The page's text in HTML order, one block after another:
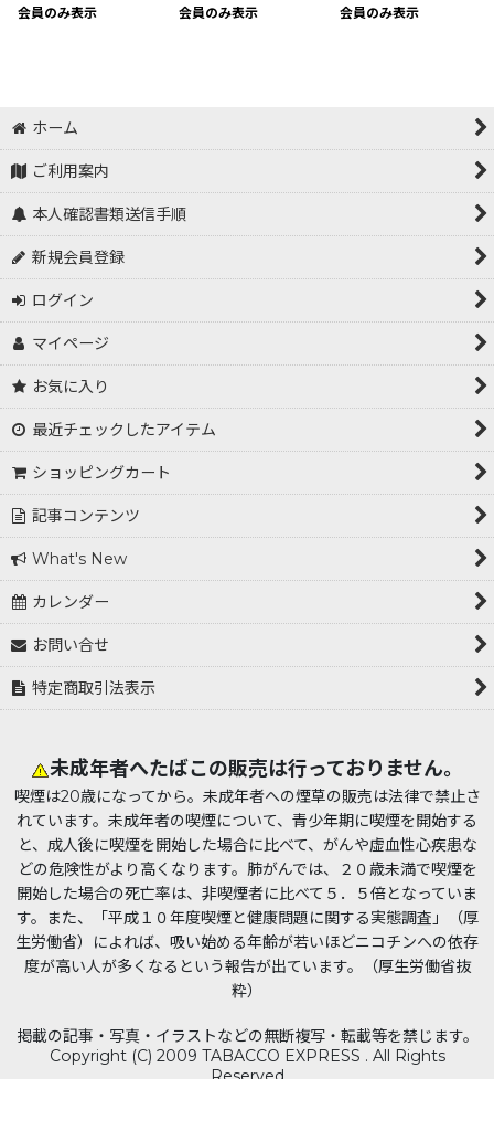
会員のみ表示
会員のみ表示
会員のみ表示
ホーム
ご利用案内
本人確認書類送信手順
新規会員登録
ログイン
マイページ
お気に入り
最近チェックしたアイテム
ショッピングカート
記事コンテンツ
What's New
カレンダー
お問い合せ
特定商取引法表示
未成年者へたばこの販売は行っておりません。
喫煙は20歳になってから。未成年者への煙草の販売は法律で禁止さ
れています。未成年者の喫煙について、青少年期に喫煙を開始する
と、成人後に喫煙を開始した場合に比べて、がんや虚血性心疾患な
どの危険性がより高くなります。肺がんでは、２０歳未満で喫煙を
開始した場合の死亡率は、非喫煙者に比べて５．５倍となっていま
す。また、「平成１０年度喫煙と健康問題に関する実態調査」（厚
生労働省）によれば、吸い始める年齢が若いほどニコチンへの依存
度が高い人が多くなるという報告が出ています。（厚生労働省抜
粋）
掲載の記事・写真・イラストなどの無断複写・転載等を禁じます。
Copyright (C) 2009 TABACCO EXPRESS . All Rights
Reserved